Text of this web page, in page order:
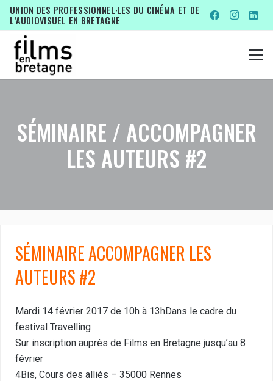
UNION DES PROFESSIONNEL·LES DU CINÉMA ET DE
L’AUDIOVISUEL EN BRETAGNE
SÉMINAIRE / ACCOMPAGNER
LES AUTEURS #2
SÉMINAIRE ACCOMPAGNER LES
AUTEURS #2
Mardi 14 février 2017 de 10h à 13hDans le cadre du
festival Travelling
Sur inscription auprès de Films en Bretagne jusqu’au 8
février
4Bis, Cours des alliés – 35000 Rennes